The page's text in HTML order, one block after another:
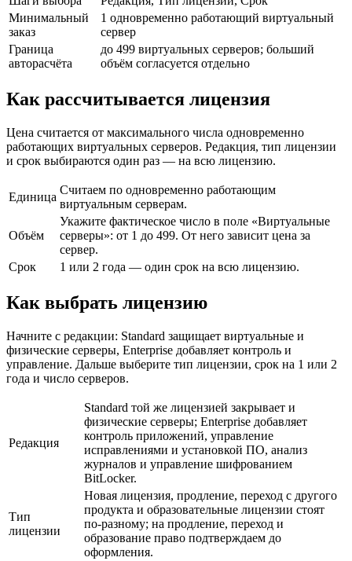
Минимальный
заказ
1 одновременно работающий виртуальный
сервер
Граница
авторасчёта
до 499 виртуальных серверов; больший
объём согласуется отдельно
Как рассчитывается лицензия
Цена считается от максимального числа одновременно
работающих виртуальных серверов. Редакция, тип лицензии
и срок выбираются один раз — на всю лицензию.
Единица
Считаем по одновременно работающим
виртуальным серверам.
Объём
Укажите фактическое число в поле «Виртуальные
серверы»: от 1 до 499. От него зависит цена за
сервер.
Срок
1 или 2 года — один срок на всю лицензию.
Как выбрать лицензию
Начните с редакции: Standard защищает виртуальные и
физические серверы, Enterprise добавляет контроль и
управление. Дальше выберите тип лицензии, срок на 1 или 2
года и число серверов.
Редакция
Standard той же лицензией закрывает и
физические серверы; Enterprise добавляет
контроль приложений, управление
исправлениями и установкой ПО, анализ
журналов и управление шифрованием
BitLocker.
Тип
лицензии
Новая лицензия, продление, переход с другого
продукта и образовательные лицензии стоят
по-разному; на продление, переход и
образование право подтверждаем до
оформления.